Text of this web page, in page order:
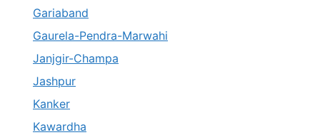
Gariaband
Gaurela-Pendra-Marwahi
Janjgir-Champa
Jashpur
Kanker
Kawardha